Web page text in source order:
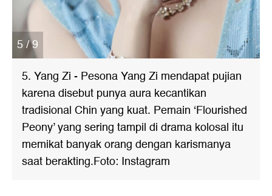
5 / 9
5. Yang Zi - Pesona Yang Zi mendapat pujian
karena disebut punya aura kecantikan
tradisional Chin yang kuat. Pemain ‘Flourished
Peony’ yang sering tampil di drama kolosal itu
memikat banyak orang dengan karismanya
saat berakting.Foto: Instagram